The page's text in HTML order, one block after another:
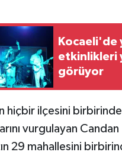
Kocaeli'de
etkinlikleri
görüyor
hiçbir ilçesini
vurgulayan Candan
29 mahallesini